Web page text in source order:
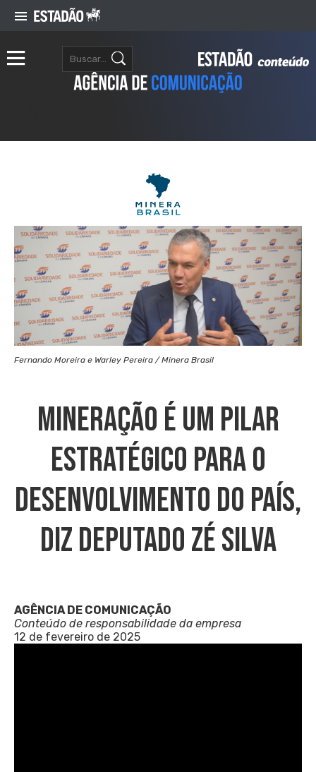
Fernando Moreira e Warley Pereira / Minera Brasil
Mineração É Um Pilar
Estratégico Para O
Desenvolvimento Do País,
Diz Deputado Zé Silva
AGÊNCIA DE COMUNICAÇÃO
Conteúdo de responsabilidade da empresa
12 de fevereiro de 2025